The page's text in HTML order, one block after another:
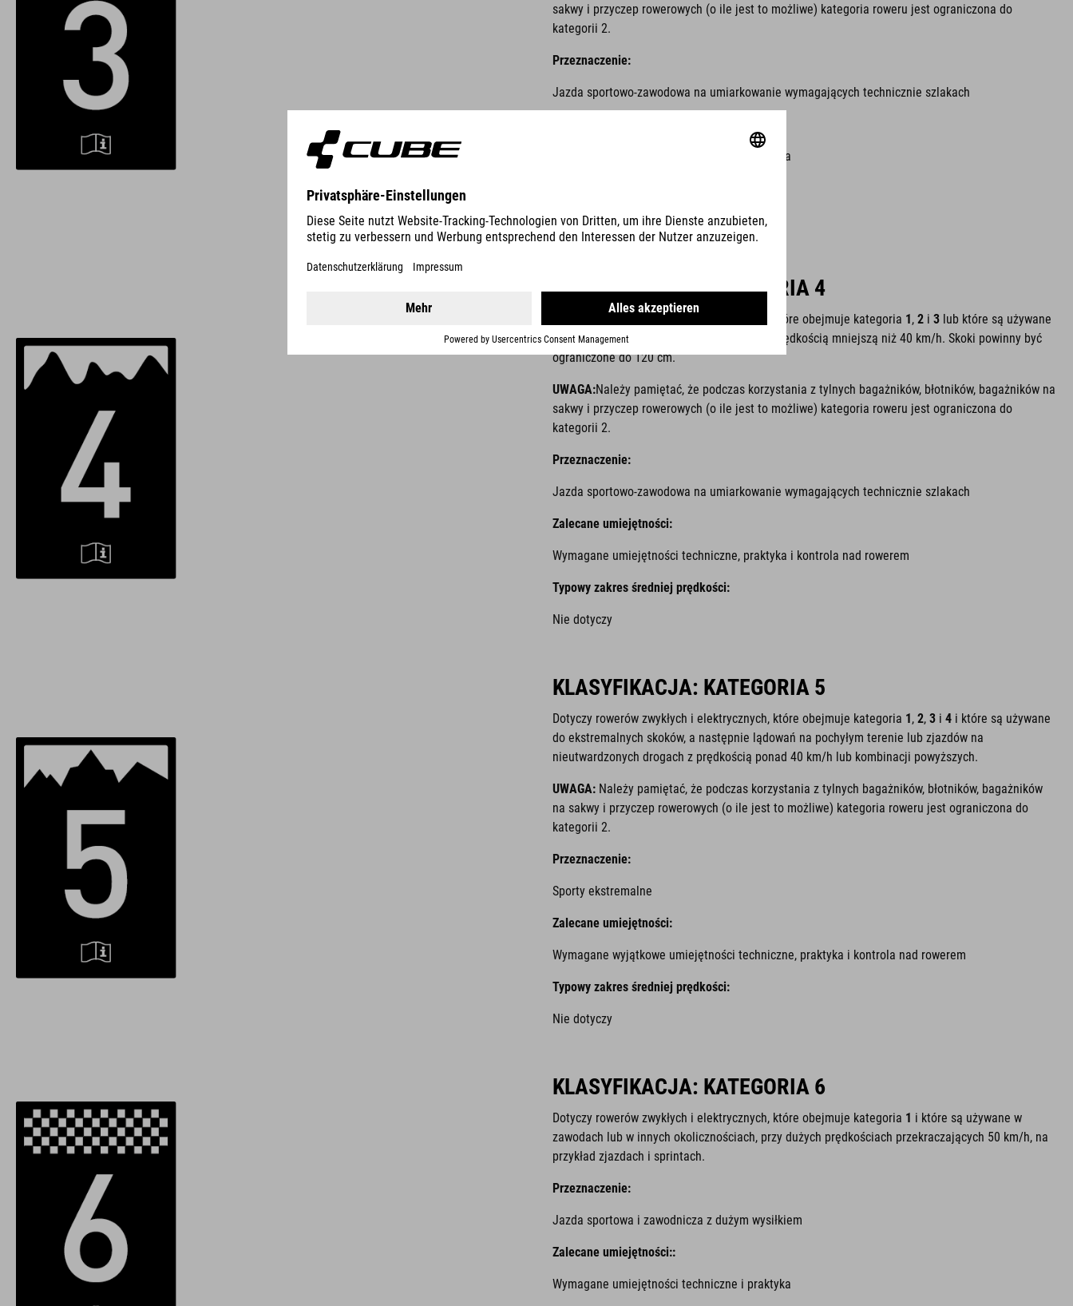
sakwy i przyczep rowerowych (o ile jest to możliwe) kategoria roweru jest ograniczona do
kategorii 2.
Przeznaczenie:
Jazda sportowo-zawodowa na umiarkowanie wymagających technicznie szlakach
Wymagane umiejętności techniczne i praktyka
Nie dotyczy
KLASYFIKACJA: KATEGORIA 4
Dotyczy rowerów zwykłych i elektrycznych, które obejmuje kategoria 1, 2 i 3 lub które są używane
do zjazdów po drogach nieutwardzonych z prędkością mniejszą niż 40 km/h. Skoki powinny być
ograniczone do 120 cm.
UWAGA:Należy pamiętać, że podczas korzystania z tylnych bagażników, błotników, bagażników na
sakwy i przyczep rowerowych (o ile jest to możliwe) kategoria roweru jest ograniczona do
kategorii 2.
Przeznaczenie:
Jazda sportowo-zawodowa na umiarkowanie wymagających technicznie szlakach
Zalecane umiejętności:
Wymagane umiejętności techniczne, praktyka i kontrola nad rowerem
Typowy zakres średniej prędkości:
Nie dotyczy
KLASYFIKACJA: KATEGORIA 5
Dotyczy rowerów zwykłych i elektrycznych, które obejmuje kategoria 1, 2, 3 i 4 i które są używane
do ekstremalnych skoków, a następnie lądowań na pochyłym terenie lub zjazdów na
nieutwardzonych drogach z prędkością ponad 40 km/h lub kombinacji powyższych.
UWAGA: Należy pamiętać, że podczas korzystania z tylnych bagażników, błotników, bagażników
na sakwy i przyczep rowerowych (o ile jest to możliwe) kategoria roweru jest ograniczona do
kategorii 2.
Przeznaczenie:
Sporty ekstremalne
Zalecane umiejętności:
Wymagane wyjątkowe umiejętności techniczne, praktyka i kontrola nad rowerem
Typowy zakres średniej prędkości:
Nie dotyczy
KLASYFIKACJA: KATEGORIA 6
Dotyczy rowerów zwykłych i elektrycznych, które obejmuje kategoria 1 i które są używane w
zawodach lub w innych okolicznościach, przy dużych prędkościach przekraczających 50 km/h, na
przykład zjazdach i sprintach.
Przeznaczenie:
Jazda sportowa i zawodnicza z dużym wysiłkiem
Zalecane umiejętności::
Wymagane umiejętności techniczne i praktyka